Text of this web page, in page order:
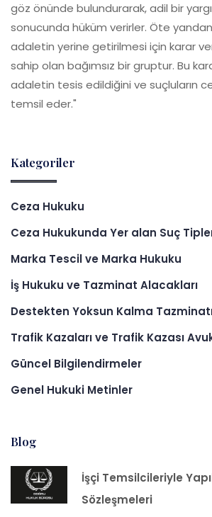
göz önünde bulundurarak, adil bir
sonucunda hüküm verirler. Öte
adaletin yerine getirilmesi için karar
sahip olan bağımsız bir gruptur. Bu
adaletin tesis edildiğini ve suçluların
temsil eder."
Kategoriler
Ceza Hukuku
Ceza Hukukunda Yer alan Suç
Marka Tescil ve Marka Hukuku
İş Hukuku ve Tazminat Alacakları
Destekten Yoksun Kalma
Trafik Kazaları ve Trafik Kazası
Güncel Bilgilendirmeler
Genel Hukuki Metinler
Blog
İşçi Temsilcileriyle
Sözleşmeleri